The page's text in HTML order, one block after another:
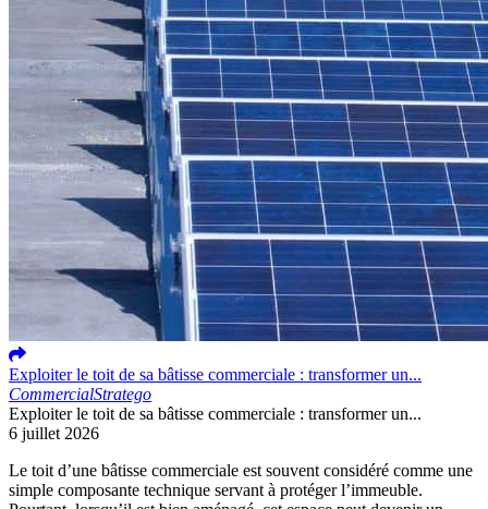
Exploiter le toit de sa bâtisse commerciale : transformer un...
CommercialStratego
Exploiter le toit de sa bâtisse commerciale : transformer un...
6 juillet 2026
Le toit d’une bâtisse commerciale est souvent considéré comme une
simple composante technique servant à protéger l’immeuble.